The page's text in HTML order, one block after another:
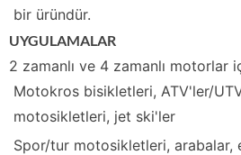
bir üründür.
UYGULAMALAR
2 zamanlı ve 4 zamanlı motorlar
Motokros bisikletleri, ATV'ler/
motosikletleri, jet ski'ler
Spor/tur motosikletleri, arabalar,